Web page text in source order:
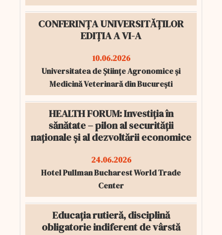
CONFERINȚA UNIVERSITĂȚILOR
EDIȚIA A VI-A
10.06.2026
Universitatea de Științe Agronomice și
Medicină Veterinară din București
HEALTH FORUM: Investiția în
sănătate – pilon al securității
naționale și al dezvoltării economice
24.06.2026
Hotel Pullman Bucharest World Trade
Center
Educația rutieră, disciplină
obligatorie indiferent de vârstă